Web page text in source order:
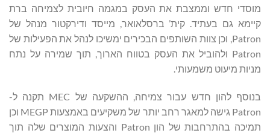
מוסדי חדש וממצבת את העסק במגמה חיובית לצמיחה ברת
קיימא גם בעתיד. קית’ ברסלאואר, מייסד ודירקטור מנהל של
Patron, וכן צוות השותפים הבכירים ימשיכו לנהל את הפעילות של
Patron ולהוביל את העסק בטווח הארוך, תוך שמירה על נתח
מניות מיעוט משמעותי.
בנוסף להון חדש עבור צמיחה, ההשקעה של MEC תקנה ל-
Patron גישה למאגר רחב יותר של משקיעים באמצעות MEGP וכן
תמיכה בהתרחבות של הון Patron והצעות המוצרים שלה תוך